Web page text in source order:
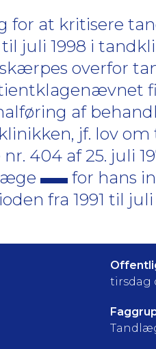
for at kritisere
til juli 1998 i
overfor
af
jf. lov
404 af 25. juli
for hans
fra 1991 til
tirsdag